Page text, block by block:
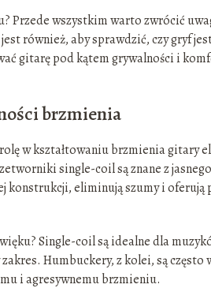
Przede wszystkim warto zwrócić
również, aby sprawdzić, czy gryf
gitarę pod kątem grywalności i
brzmienia
w kształtowaniu brzmienia gitary
single-coil są znane z
konstrukcji, eliminują szumy i oferują
Single-coil są idealne dla
Humbuckery, z kolei, są
i agresywnemu brzmieniu.